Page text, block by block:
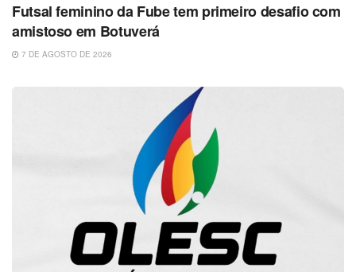
Futsal feminino da Fube tem primeiro desafio com
amistoso em Botuverá
7 DE AGOSTO DE 2026